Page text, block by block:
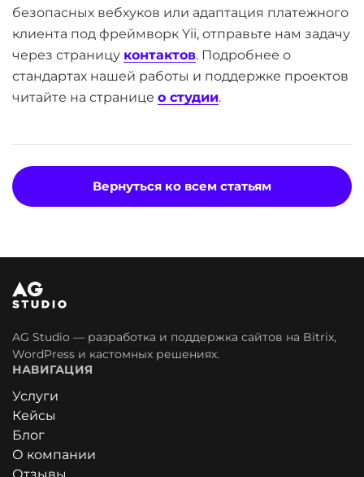
безопасных вебхуков или адаптация платежного
клиента под фреймворк Yii, отправьте нам задачу
через страницу контактов. Подробнее о
стандартах нашей работы и поддержке проектов
читайте на странице о студии.
Вернуться ко всем статьям
AG Studio — разработка и поддержка сайтов на Bitrix,
WordPress и кастомных решениях.
НАВИГАЦИЯ
Услуги
Кейсы
Блог
О компании